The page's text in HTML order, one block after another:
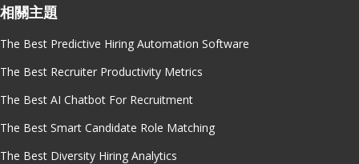
相關主題
The Best Predictive Hiring Automation Software
The Best Recruiter Productivity Metrics
The Best AI Chatbot For Recruitment
The Best Smart Candidate Role Matching
The Best Diversity Hiring Analytics